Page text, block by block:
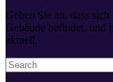
Geben Sie an, dass
Gebäude befindet, und
aktuell.